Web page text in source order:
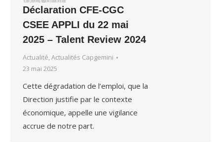
Déclaration CFE-CGC
CSEE APPLI du 22 mai
2025 – Talent Review 2024
Actualité,Actualités Capgemini
23 mai 2025
Cette dégradation de l’emploi, que la
Direction justifie par le contexte
économique, appelle une vigilance
accrue de notre part.